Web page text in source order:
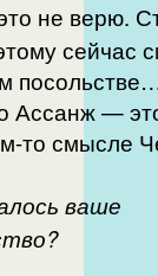
не верю.
сейчас
Ассанж —
то смысле
ваше